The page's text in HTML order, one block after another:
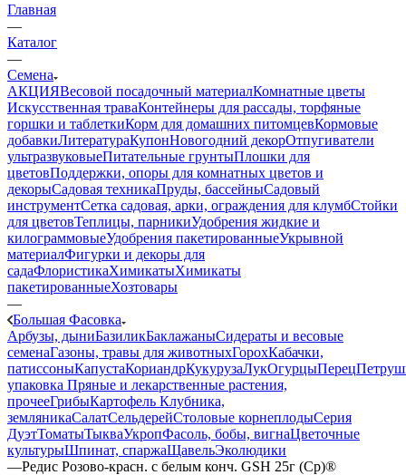
Главная
—
Каталог
—
Семена
АКЦИЯВесовой посадочный материалКомнатные цветы
Искусственная траваКонтейнеры для рассады, торфяные
горшки и таблеткиКорм для домашних питомцевКормовые
добавкиЛитератураКупонНовогодний декорОтпугиватели
ультразвуковыеПитательные грунтыПлошки для
цветовПоддержки, опоры для комнатных цветов и
декорыСадовая техникаПруды, бассейныСадовый
инструментСетка садовая, арки, ограждения для клумбСтойки
для цветовТеплицы, парникиУдобрения жидкие и
килограммовыеУдобрения пакетированныеУкрывной
материалФигурки и декоры для
садаФлористикаХимикатыХимикаты
пакетированныеХозтовары
—
Большая Фасовка
Арбузы, дыниБазиликБаклажаныСидераты и весовые
семенаГазоны, травы для животныхГорохКабачки,
патиссоныКапустаКориандрКукурузаЛукОгурцыПерец
упаковка Пряные и лекарственные растения,
прочееГрибыКартофель Клубника,
земляникаСалатСельдерейСтоловые корнеплодыСерия
ДуэтТоматыТыкваУкропФасоль, бобы, вигнаЦветочные
культурыШпинат, спаржаЩавельЭколюдики
—Редис Розово-красн. с белым конч. GSH 25г (Ср)®